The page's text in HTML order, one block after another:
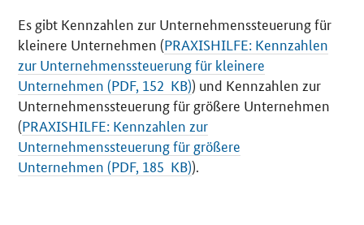
Es gibt Kennzahlen zur Unternehmenssteuerung für
kleinere Unternehmen (PRAXISHILFE: Kennzahlen
zur Unternehmenssteuerung für kleinere
Unternehmen (PDF, 152 KB)) und Kennzahlen zur
Unternehmenssteuerung für größere Unternehmen
(PRAXISHILFE: Kennzahlen zur
Unternehmenssteuerung für größere
Unternehmen (PDF, 185 KB)).